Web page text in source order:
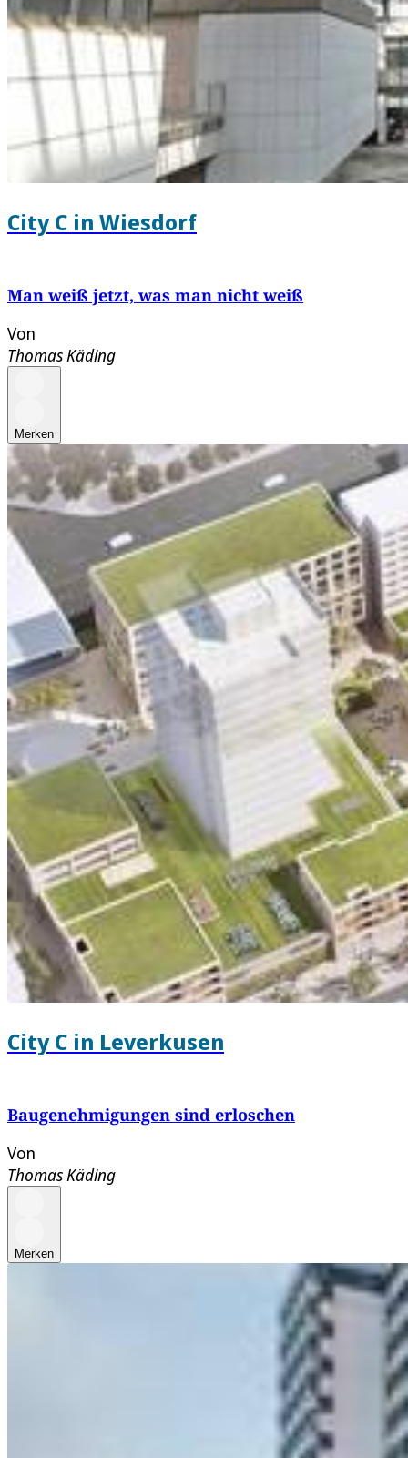
City C in Wiesdorf
Man weiß jetzt, was man nicht weiß
Von
Thomas Käding
Merken
City C in Leverkusen
Baugenehmigungen sind erloschen
Von
Thomas Käding
Merken